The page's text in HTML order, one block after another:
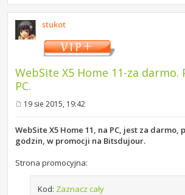
stukot
WebSite X5 Home 11-za darmo.
PC.
o
s
19 sie 2015, 19:42
WebSite X5 Home 11, na PC, jest za darmo,
godzin, w promocji na Bitsdujour.
Strona promocyjna:
Kod: Zaznacz cały